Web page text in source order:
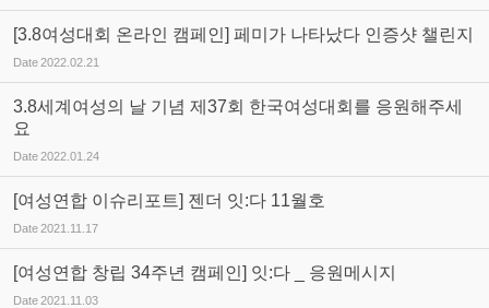
[3.8여성대회 온라인 캠페인] 페미가 나타났다 인증샷 챌린지
Date2022.02.21
3.8세계여성의 날 기념 제37회 한국여성대회를 응원해주세
요
Date2022.01.24
[여성연합 이슈리포트] 젠더 잇:다 11월호
Date2021.11.17
[여성연합 창립 34주년 캠페인] 잇:다 _ 응원메시지
Date2021.11.03